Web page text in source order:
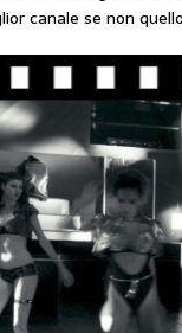
canale se non